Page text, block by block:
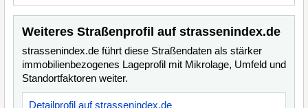
Weiteres Straßenprofil auf strassenindex.de
strassenindex.de führt diese Straßendaten als stärker
immobilienbezogenes Lageprofil mit Mikrolage, Umfeld und
Standortfaktoren weiter.
Detailprofil auf strassenindex.de